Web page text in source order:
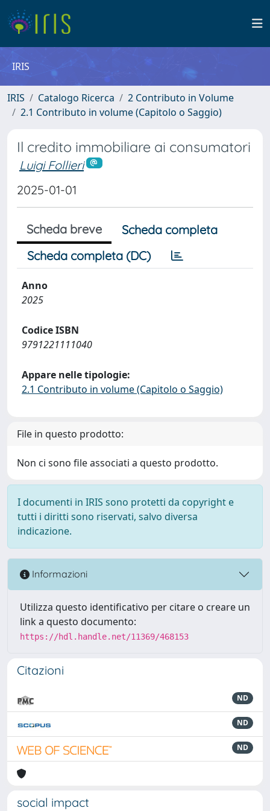
IRIS
IRIS Catalogo Ricerca
2 Contributo in Volume
2.1 Contributo in volume (Capitolo o Saggio)
Il credito immobiliare ai consumatori
Luigi Follieri
2025-01-01
Scheda breve
Scheda completa
Scheda completa (DC)
Anno
2025
Codice ISBN
9791221111040
Appare nelle tipologie:
2.1 Contributo in volume (Capitolo o Saggio)
File in questo prodotto:
Non ci sono file associati a questo prodotto.
I documenti in IRIS sono protetti da copyright e
tutti i diritti sono riservati, salvo diversa
indicazione.
Informazioni
Utilizza questo identificativo per citare o creare un
link a questo documento:
https://hdl.handle.net/11369/468153
Citazioni
ND
ND
ND
social impact